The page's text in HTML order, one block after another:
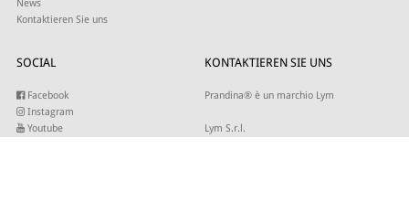
News
Kontaktieren Sie uns
SOCIAL
Facebook
Instagram
Youtube
KONTAKTIEREN SIE UNS
Prandina® è un marchio Lym
Lym S.r.l.